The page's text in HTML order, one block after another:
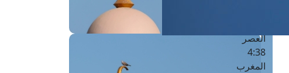
العصر
4:38
المغرب